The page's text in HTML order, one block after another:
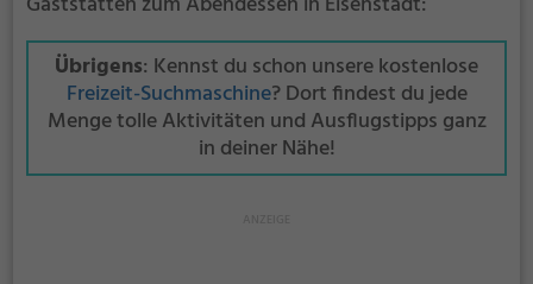
Übrigens: Kennst du schon unsere kostenlose
Freizeit-Suchmaschine? Dort findest du jede
Menge tolle Aktivitäten und Ausflugstipps ganz
in deiner Nähe!